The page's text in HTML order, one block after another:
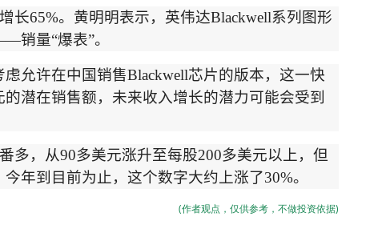
长65%。黄明明表示，英伟达Blackwell系列图形
销量“爆表”。
虑允许在中国销售Blackwell芯片的版本，这一快
潜在销售额，未来收入增长的潜力可能会受到
多，从90多美元涨升至每股200多美元以上，但
年到目前为止，这个数字大约上涨了30%。
(作者观点，仅供参考，不做投资依据)